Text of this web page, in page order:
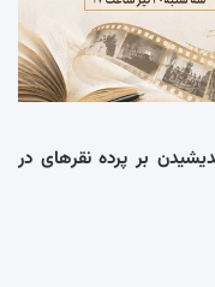
بر پرده نقرهای در